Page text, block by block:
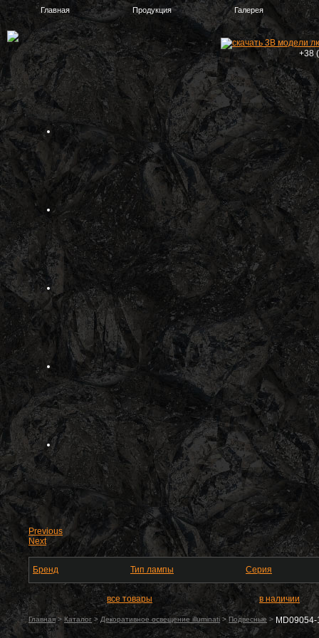
Главная Продукция Галерея
+38
Previous
Next
Бренд Тип лампы Серия
все товары в наличии
Главная> Каталог > Декоративное освещение illuminati > Подвесные > MD09054-